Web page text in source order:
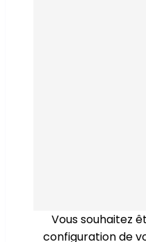
Vous souhaitez
configuration de